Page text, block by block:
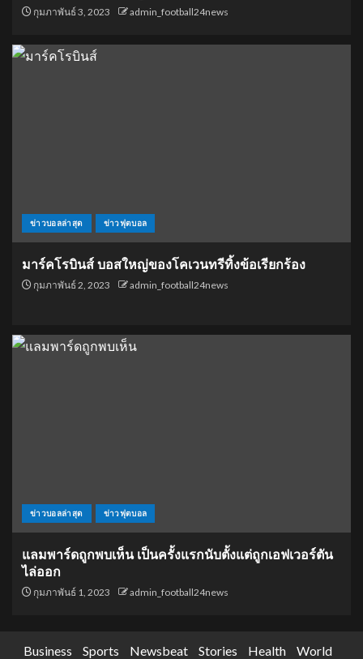
กุมภาพันธ์ 3, 2023 admin_football24news
ข่าวบอลล่าสุด ข่าวฟุตบอล
มาร์คโรบินส์ บอสใหญ่ของโคเวนทรีทิ้งข้อเรียกร้อง
กุมภาพันธ์ 2, 2023 admin_football24news
ข่าวบอลล่าสุด ข่าวฟุตบอล
แลมพาร์ดถูกพบเห็น เป็นครั้งแรกนับตั้งแต่ถูกเอฟเวอร์ตัน
ไล่ออก
กุมภาพันธ์ 1, 2023 admin_football24news
Business Sports Newsbeat Stories Health World